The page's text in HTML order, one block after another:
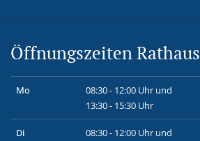
Öffnungszeiten Rathaus
Mo
08:30 - 12:00 Uhr und
13:30 - 15:30 Uhr
Di
08:30 - 12:00 Uhr und